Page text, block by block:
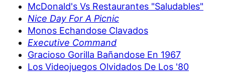
McDonald's Vs Restaurantes "Saludables"
Nice Day For A Picnic
Monos Echandose Clavados
Executive Command
Gracioso Gorilla Bañandose En 1967
Los Videojuegos Olvidados De Los '80